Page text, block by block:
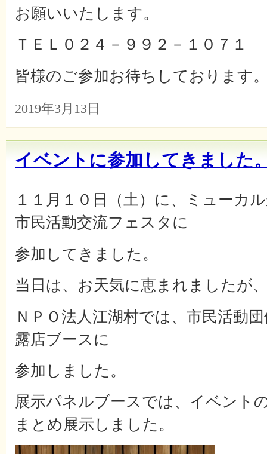
お願いいたします。
ＴＥＬ０２４－９９２－１０７１
皆様のご参加お待ちしております
2019年3月13日
イベントに参加してきました
１１月１０日（土）に、ミューカ
市民活動交流フェスタに
参加してきました。
当日は、お天気に恵まれましたが
ＮＰＯ法人江湖村では、市民活動
露店ブースに
参加しました。
展示パネルブースでは、イベント
まとめ展示しました。